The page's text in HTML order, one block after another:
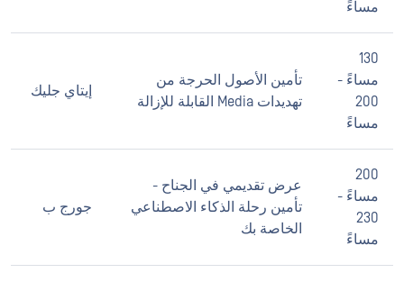
مساءً
130
مساءً -
200
مساءً
تأمين الأصول الحرجة من
تهديدات Media القابلة للإزالة
إيتاي جليك
200
مساءً -
230
مساءً
عرض تقديمي في الجناح -
تأمين رحلة الذكاء الاصطناعي
الخاصة بك
جورج ب